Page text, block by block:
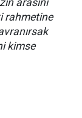
arasını
rahmetine
kimse